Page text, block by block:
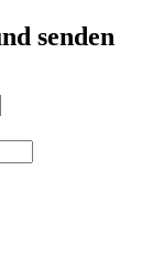
senden